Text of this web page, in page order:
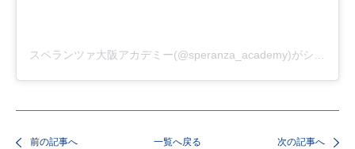
前の記事へ 一覧へ戻る 次の記事へ